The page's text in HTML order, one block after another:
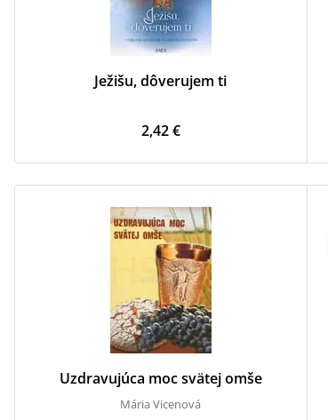
Ježišu, dôverujem ti
2,42 €
Uzdravujúca moc svätej omše
Mária Vicenová